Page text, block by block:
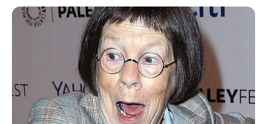
W serwisie Rotten Tomatoesuwzględniono 370 recenzji
filmu, z których obliczono dla niego wynik62%pozytywnych
Dom Gucci nazbyt często waha się między totalnym
kiczem, a ponurym dramatem, by móc odpowiednie pewnie
kroczyć po wybiegu. Bezbłędna rola Lady Gagi ma jednak
ponadczasowy styl, który broni się sam” – napisano o filmie
w konsensusie krytyków.